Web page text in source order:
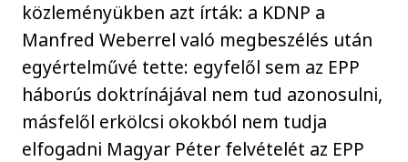
közleményükben azt írták: a KDNP a
Manfred Weberrel való megbeszélés után
egyértelművé tette: egyfelől sem az EPP
háborús doktrínájával nem tud azonosulni,
másfelől erkölcsi okokból nem tudja
elfogadni Magyar Péter felvételét az EPP